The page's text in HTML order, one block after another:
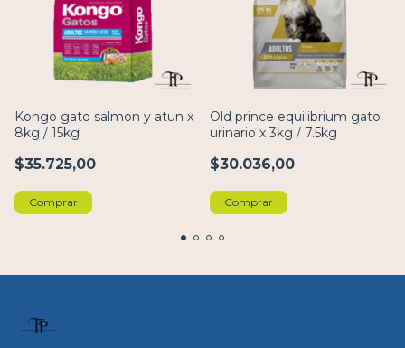
Kongo gato salmon y atun x
8kg / 15kg
$35.725,00
Comprar
Old prince equilibrium gato
urinario x 3kg / 7.5kg
$30.036,00
Comprar